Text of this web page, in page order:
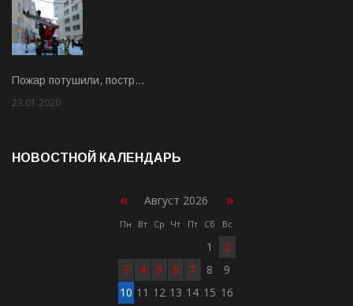
Пожар потушили, постр…
23.01.2020
НОВОСТНОЙ КАЛЕНДАРЬ
« Август 2026 »
Пн Вт Ср Чт Пт Сб Вс
1
2
3
4 5 6 7 8
9
10 11 12 13 14 15 16